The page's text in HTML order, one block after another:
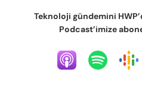
Teknoloji gündemini
Podcast’imize